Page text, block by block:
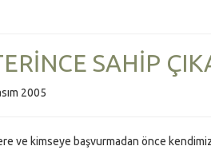
SAHİP
2005
ve kimseye başvurmadan önce